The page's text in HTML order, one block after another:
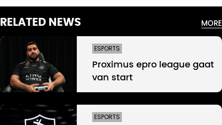
RELATED NEWS MORE
ESPORTS
Proximus epro league gaat
van start
ESPORTS